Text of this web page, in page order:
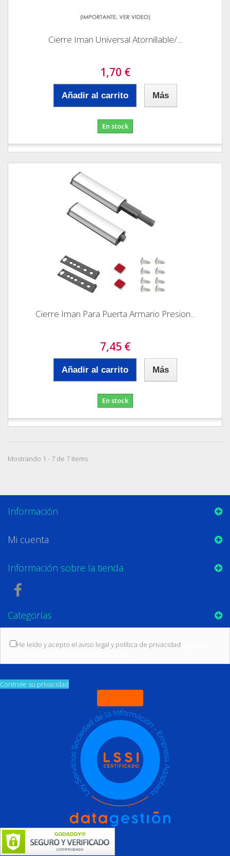
Cierre Iman Universal Atornillable/...
1,70 €
Añadir al carrito Más
En stock
Cierre Iman Para Puerta Armario Presion...
7,45 €
Añadir al carrito Más
En stock
Mostrando 1 - 7 de 7 items
Información
Mi cuenta
Información sobre la tienda
Categorías
He leído y acepto el aviso legal y política de privacidad
Controle su privacidad